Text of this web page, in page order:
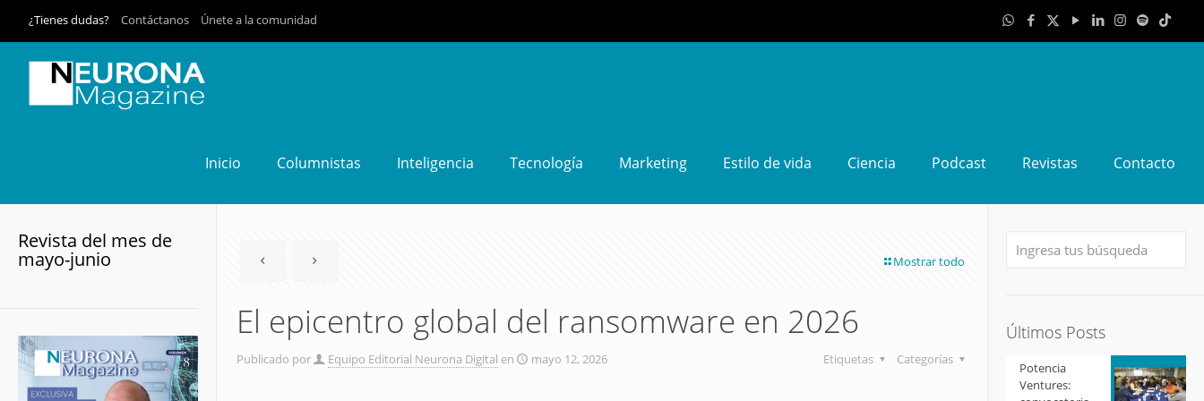
¿Tienes dudas? Contáctanos Únete a la comunidad
Inicio Columnistas Inteligencia Tecnología Marketing Estilo de vida Ciencia Podcast Revistas Contacto
Mostrar todo
El epicentro global del ransomware en 2026
Publicado por Equipo Editorial Neurona Digital en mayo 12, 2026 Categorías
Etiquetas
Revista del mes de
mayo-junio
Últimos Posts
Potencia
Ventures: